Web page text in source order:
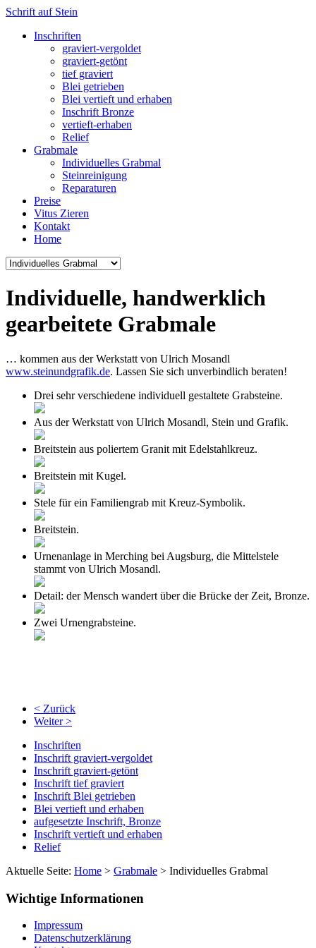
Schrift auf Stein
Inschriften
graviert-vergoldet
graviert-getönt
tief graviert
Blei getrieben
Blei vertieft und erhaben
Inschrift Bronze
vertieft-erhaben
Relief
Grabmale
Individuelles Grabmal
Steinreinigung
Reparaturen
Preise
Vitus Zieren
Kontakt
Home
Individuelle, handwerklich
gearbeitete Grabmale
… kommen aus der Werkstatt von Ulrich Mosandl
www.steinundgrafik.de. Lassen Sie sich unverbindlich beraten!
Drei sehr verschiedene individuell gestaltete Grabsteine.
Aus der Werkstatt von Ulrich Mosandl, Stein und Grafik.
Breitstein aus poliertem Granit mit Edelstahlkreuz.
Breitstein mit Kugel.
Stele für ein Familiengrab mit Kreuz-Symbolik.
Breitstein.
Urnenanlage in Merching bei Augsburg, die Mittelstele
stammt von Ulrich Mosandl.
Detail: der Mensch wandert über die Brücke der Zeit, Bronze.
Zwei Urnengrabsteine.
< Zurück
Weiter >
Inschriften
Inschrift graviert-vergoldet
Inschrift graviert-getönt
Inschrift tief graviert
Inschrift Blei getrieben
Blei vertieft und erhaben
aufgesetzte Inschrift, Bronze
Inschrift vertieft und erhaben
Relief
Aktuelle Seite: Home > Grabmale > Individuelles Grabmal
Wichtige Informationen
Impressum
Datenschutzerklärung